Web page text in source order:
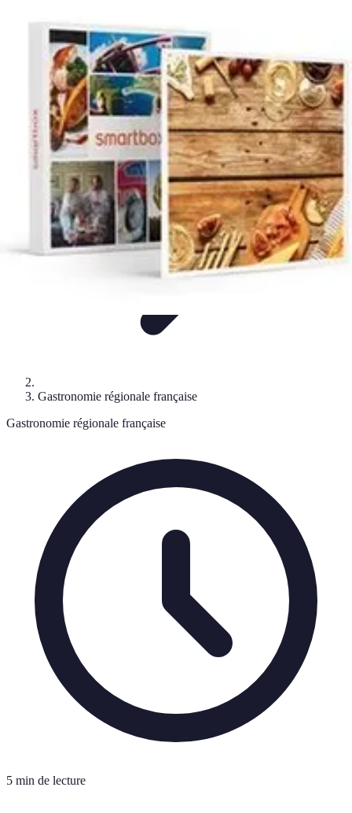
ComparatifsAstucesAnalyse
Saveurs Régionales
Gastronomie régionale française
Gastronomie régionale française
5 min de lecture